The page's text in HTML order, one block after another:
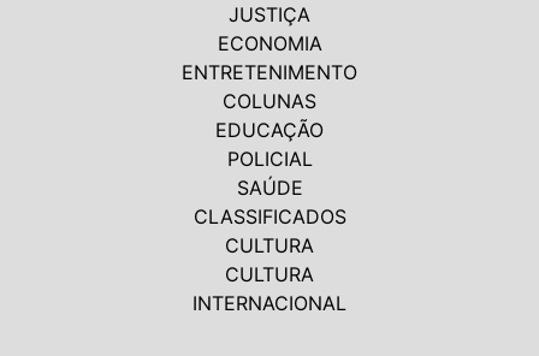
JUSTIÇA
ECONOMIA
ENTRETENIMENTO
COLUNAS
EDUCAÇÃO
POLICIAL
SAÚDE
CLASSIFICADOS
CULTURA
CULTURA
INTERNACIONAL